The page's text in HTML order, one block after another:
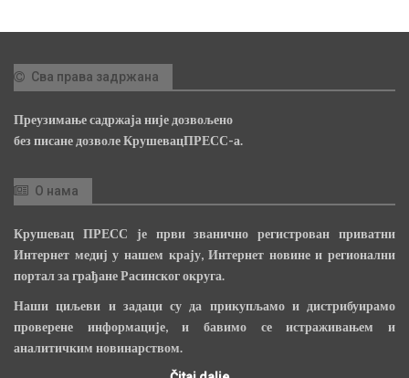
Сва права задржана
Преузимање садржаја није дозвољено
без писане дозволе КрушевацПРЕСС-а.
О нама
Крушевац ПРЕСС је први званично регистрован приватни
Интернет медиј у нашем крају, Интернет новине и регионални
портал за грађане Расинског округа.
Наши циљеви и задаци су да прикупљамо и дистрибуирамо
проверене информације, и бавимо се истраживањем и
аналитичким новинарством.